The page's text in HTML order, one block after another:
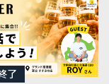
了